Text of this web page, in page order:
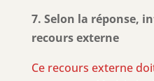
7. Selon la réponse,
recours externe
Ce recours externe